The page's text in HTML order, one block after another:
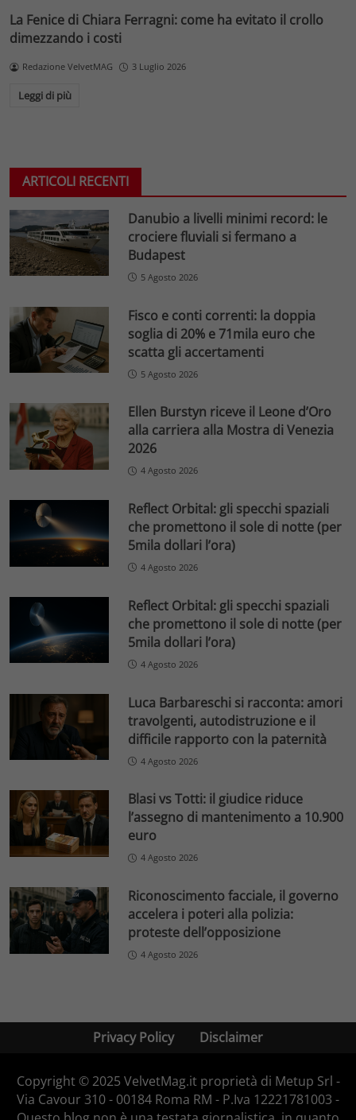
La Fenice di Chiara Ferragni: come ha evitato il crollo
dimezzando i costi
Redazione VelvetMAG 3 Luglio 2026
Leggi di più
ARTICOLI RECENTI
Danubio a livelli minimi record: le
crociere fluviali si fermano a
Budapest
5 Agosto 2026
Fisco e conti correnti: la doppia
soglia di 20% e 71mila euro che
scatta gli accertamenti
5 Agosto 2026
Ellen Burstyn riceve il Leone d’Oro
alla carriera alla Mostra di Venezia
2026
4 Agosto 2026
Reflect Orbital: gli specchi spaziali
che promettono il sole di notte (per
5mila dollari l’ora)
4 Agosto 2026
Reflect Orbital: gli specchi spaziali
che promettono il sole di notte (per
5mila dollari l’ora)
4 Agosto 2026
Luca Barbareschi si racconta: amori
travolgenti, autodistruzione e il
difficile rapporto con la paternità
4 Agosto 2026
Blasi vs Totti: il giudice riduce
l’assegno di mantenimento a 10.900
euro
4 Agosto 2026
Riconoscimento facciale, il governo
accelera i poteri alla polizia:
proteste dell’opposizione
4 Agosto 2026
Privacy Policy Disclaimer
Copyright © 2025 VelvetMag.it proprietà di Metup Srl -
Via Cavour 310 - 00184 Roma RM - P.Iva 12221781003 -